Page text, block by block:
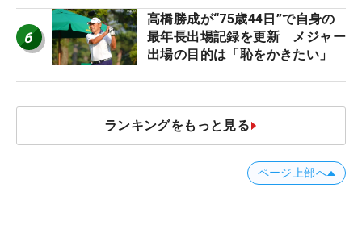
6
高橋勝成が“75歳44日”で自身の
最年長出場記録を更新 メジャー
出場の目的は「恥をかきたい」
ランキングをもっと見る
ページ上部へ